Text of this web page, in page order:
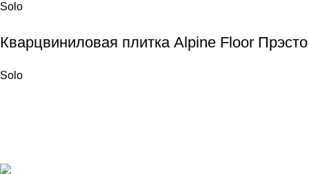
Solo
Кварцвиниловая плитка Alpine Floor Прэсто
Solo